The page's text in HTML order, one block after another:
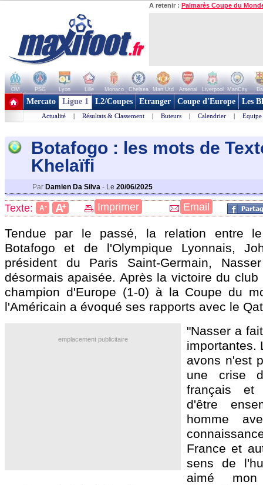
A retenir : Palmarès Coupe du
OM PSG Lyon Lille Monaco Chelsea Man Utd Arsenal Liverpool ManCity
+ de clubs
Mercato Ligue 1 L2/Coupes Etranger Coupe d'Europe Les
Actualité | Résultats & Classement | Buteurs | Calendrier | Equipe
Botafogo : les mots de
Khelaïfi
Par Damien Da Silva - Le 20/06/2025
Texte: A- A+ Imprimer Email
Tendue par le passé, la relation entre
Botafogo et de l'Olympique Lyonnais,
président du Paris Saint-Germain,
désormais apaisée. Après la victoire du
champion d'Europe (1-0) à la Coupe du
l'Américain a évoqué ses rapports avec le
emplacement publicitaire
"Nasser a
importantes.
avons n'est
une crise
français et
d'être
homme
France et
sens de
aimé